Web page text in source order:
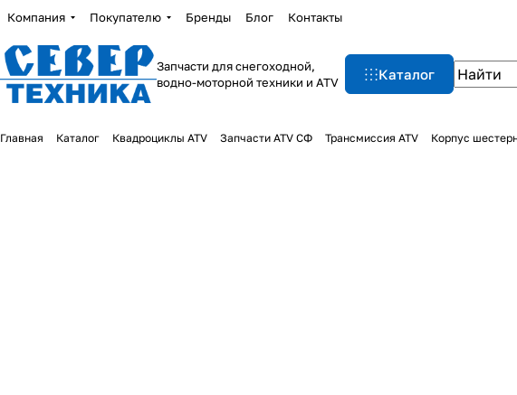
Компания Покупателю Бренды Блог Контакты
Запчасти для снегоходной,
водно-моторной техники и ATV
Каталог
Главная Каталог Квадроциклы ATV Запчасти ATV СФ Трансмиссия ATV Корпус